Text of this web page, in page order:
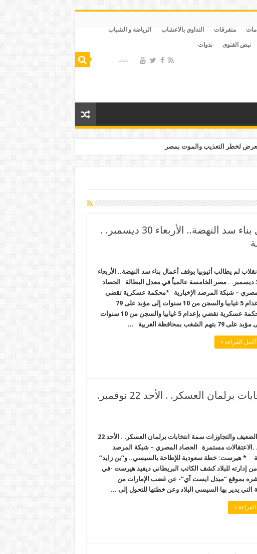
متفرقات التداوي بالاعشاب الرياضة و الشباب
نبض الفتوى ندوات
لخطر التعذيب والموت بمصر
الانقلاب لم يطالب أثيوبيا بوقف أعمال بناء سد النهضة.. الأربعاء 30 ديسمبر. .
لم يطالب أثيوبيا بوقف أعمال بناء سد النهضة.. الأربعاء
30 ديسمبر. . مصر الخامسة عالمياً في معدل البطالة الحصاد
– شبكة المرصد الإخبارية *محكمة عسكرية تقضي
بإعدام 5 غيابيا والسجن من 10 سنوات إلى مؤبد على 79
محكمة عسكرية تقضي بإعدام 5 غيابيا والسجن من 10 سنوات
على 79 بتهم الشغب بمحافظة الغربية …
أكمل القراءة »
الإقبال الضعيف والتجاوزات سمة انتخابات برلمان العسكر. . الأحد 22 نوفمبر.
الإقبال الضعيف والتجاوزات سمة انتخابات برلمان العسكر. . الأحد 22
.الاعتقالات مستمرة الحصاد المصري – شبكة المرصد
* هيرست: خطة سعودية للإطاحة بالسيسي.. و”بن زايد”
إدارته للبلاد كشف الكاتب البريطاني ديفيد هيرست -في
بموقع “ميدل ايست آي”- عن غضب الإمارات من
التي يدير بها السيسي البلاد وعن خطتها للتحول إلى …
»